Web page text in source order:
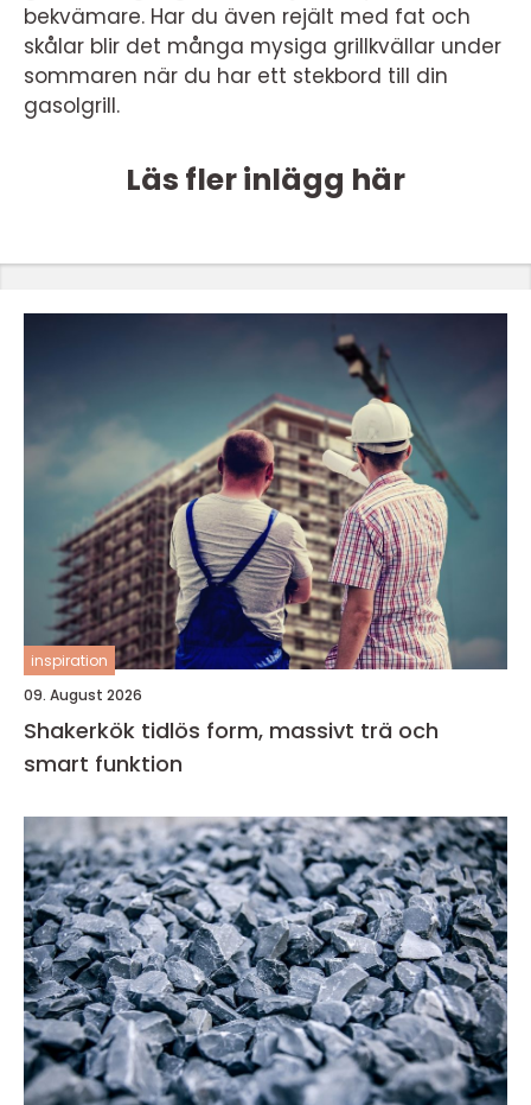
bekvämare. Har du även rejält med fat och
skålar blir det många mysiga grillkvällar under
sommaren när du har ett stekbord till din
gasolgrill.
Läs fler inlägg här
inspiration
09. August 2026
Shakerkök tidlös form, massivt trä och
smart funktion